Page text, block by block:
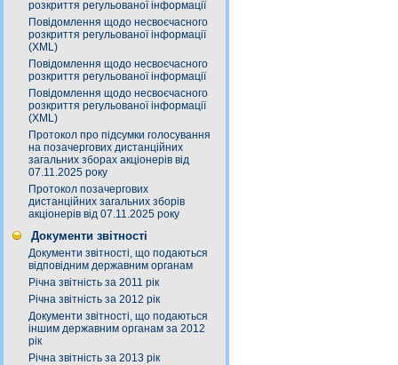
розкриття регульованої інформації
Повідомлення щодо несвоєчасного
розкриття регульованої інформації
(XML)
Повідомлення щодо несвоєчасного
розкриття регульованої інформації
Повідомлення щодо несвоєчасного
розкриття регульованої інформації
(XML)
Протокол про підсумки голосування
на позачергових дистанційних
загальних зборах акціонерів від
07.11.2025 року
Протокол позачергових
дистанційних загальних зборів
акціонерів від 07.11.2025 року
Документи звітності
Документи звітності, що подаються
відповідним державним органам
Річна звітність за 2011 рік
Річна звітність за 2012 рік
Документи звітності, що подаються
іншим державним органам за 2012
рік
Річна звітність за 2013 рік